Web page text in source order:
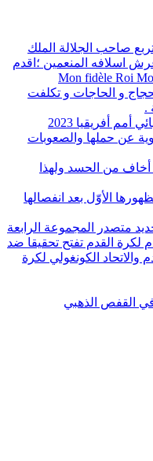
الغالية 25سنة لتربع صاحب الجلالة الملك
اسلافه المنعمين ؛اقدم
و الحاجات و تكلفت
.
أفريقيا 2023
عن حملها والصعوبات
أخاف من الحسد ولهذا
الأوّل بعد انفصالها
متصدر المجموعة الرابعة
لكرة القدم تفتح تحقيقا ضد
والاتحاد الكونغولي لكرة